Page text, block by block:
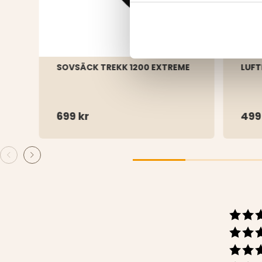
SOVSÄCK TREKK 1200 EXTREME
699 kr